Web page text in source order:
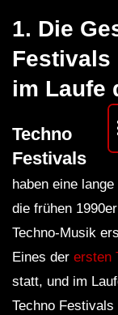
1. Die
Festivals
im Laufe
Techno
Festivals
haben eine
die frühen
Techno-Musik
Eines der ersten
statt, und im
Techno